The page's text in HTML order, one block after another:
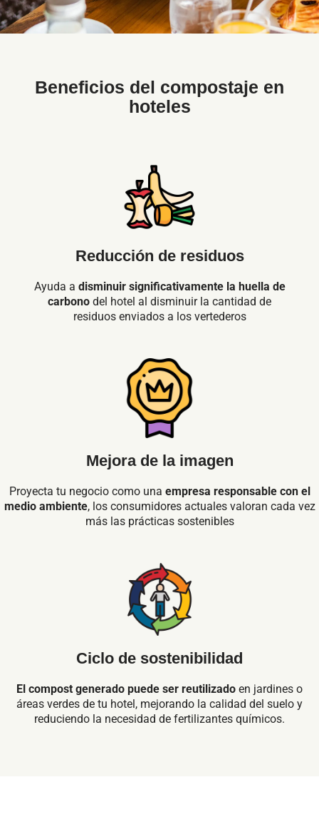
Beneficios del compostaje en
hoteles
Reducción de residuos
Ayuda a disminuir significativamente la huella de
carbono del hotel al disminuir la cantidad de
residuos enviados a los vertederos
Mejora de la imagen
Proyecta tu negocio como una empresa responsable con el
medio ambiente, los consumidores actuales valoran cada vez
más las prácticas sostenibles
Ciclo de sostenibilidad
El compost generado puede ser reutilizado en jardines o
áreas verdes de tu hotel, mejorando la calidad del suelo y
reduciendo la necesidad de fertilizantes químicos.